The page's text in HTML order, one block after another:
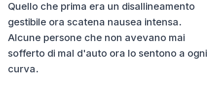
Quello che prima era un disallineamento
gestibile ora scatena nausea intensa.
Alcune persone che non avevano mai
sofferto di mal d'auto ora lo sentono a ogni
curva.